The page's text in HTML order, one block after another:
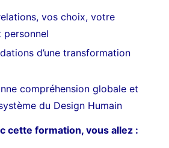
vos choix, votre
personnel
d’une transformation
compréhension globale et
du Design Humain
cette formation, vous allez :